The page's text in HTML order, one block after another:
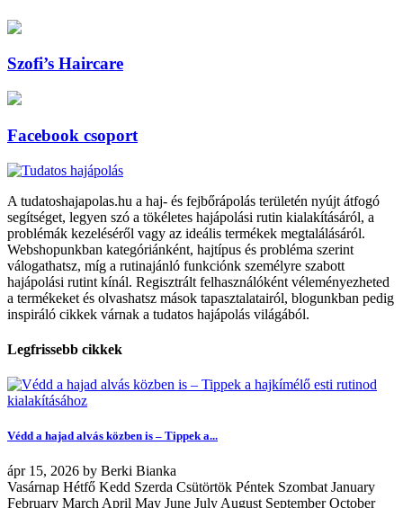
Szofi’s Haircare
Facebook csoport
A tudatoshajapolas.hu a haj- és fejbőrápolás területén nyújt átfogó
segítséget, legyen szó a tökéletes hajápolási rutin kialakításáról, a
problémák kezeléséről vagy az ideális termékek megtalálásáról.
Webshopunkban kategóriánként, hajtípus és probléma szerint
válogathatsz, míg a rutinajánló funkciónk személyre szabott
hajápolási rutint kínál. Regisztrált felhasználóként véleményezheted
a termékeket és olvashatsz mások tapasztalatairól, blogunkban pedig
inspiráló cikkek várnak a tudatos hajápolás világából.
Legfrissebb cikkek
Védd a hajad alvás közben is – Tippek a...
ápr 15, 2026 by Berki Bianka
Vasárnap Hétfő Kedd Szerda Csütörtök Péntek Szombat January
February March April May June July August September October